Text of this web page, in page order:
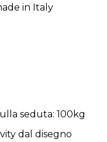
in Italy
seduta: 100kg
dal disegno